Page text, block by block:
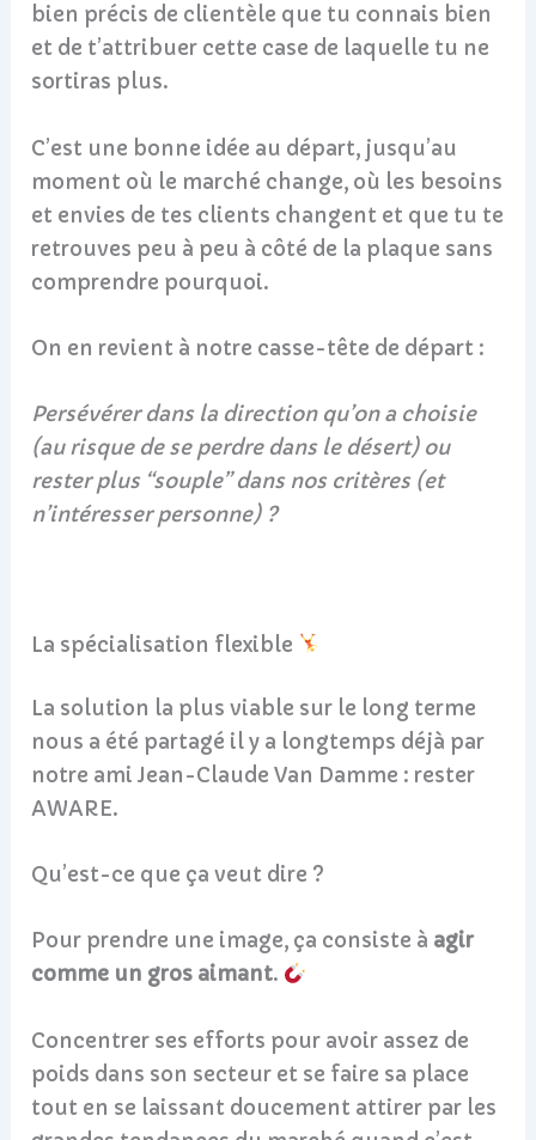
bien précis de clientèle que tu connais bien
et de t’attribuer cette case de laquelle tu ne
sortiras plus.
C’est une bonne idée au départ, jusqu’au
moment où le marché change, où les besoins
et envies de tes clients changent et que tu te
retrouves peu à peu à côté de la plaque sans
comprendre pourquoi.
On en revient à notre casse-tête de départ :
Persévérer dans la direction qu’on a choisie
(au risque de se perdre dans le désert) ou
rester plus “souple” dans nos critères (et
n’intéresser personne) ?
La spécialisation flexible
La solution la plus viable sur le long terme
nous a été partagé il y a longtemps déjà par
notre ami Jean-Claude Van Damme : rester
AWARE.
Qu’est-ce que ça veut dire ?
Pour prendre une image, ça consiste à agir
comme un gros aimant.
Concentrer ses efforts pour avoir assez de
poids dans son secteur et se faire sa place
tout en se laissant doucement attirer par les